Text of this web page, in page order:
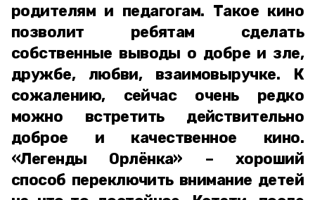
родителям и педагогам. Такое кино
позволит ребятам сделать
собственные выводы о добре и зле,
дружбе, любви, взаимовыручке. К
сожалению, сейчас очень редко
можно встретить действительно
доброе и качественное кино.
«Легенды Орлёнка» – хороший
способ переключить внимание детей